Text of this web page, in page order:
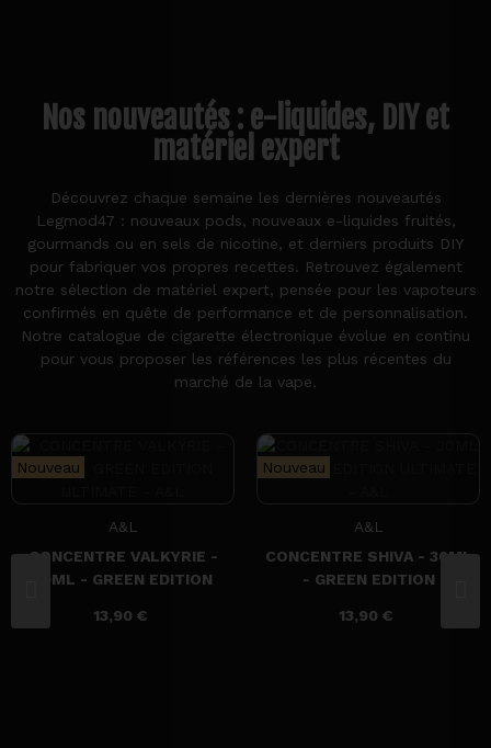
Nos nouveautés : e-liquides, DIY et
matériel expert
Découvrez chaque semaine les dernières nouveautés
Legmod47 : nouveaux pods, nouveaux e-liquides fruités,
gourmands ou en sels de nicotine, et derniers produits DIY
pour fabriquer vos propres recettes. Retrouvez également
notre sélection de matériel expert, pensée pour les vapoteurs
confirmés en quête de performance et de personnalisation.
Notre catalogue de cigarette électronique évolue en continu
pour vous proposer les références les plus récentes du
marché de la vape.
Nouveau
A&L
CONCENTRE VALKYRIE -
30ML - GREEN EDITION
13,90 €
Nouveau
A&L
CONCENTRE SHIVA - 30ML
- GREEN EDITION
13,90 €